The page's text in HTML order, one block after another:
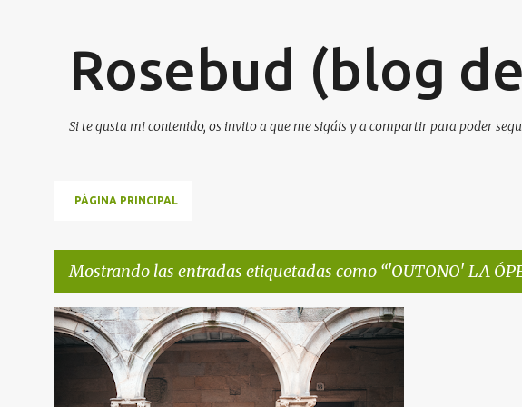
Rosebud (blog
Si te gusta mi contenido, os invito a que me sigáis y a compartir para poder
PÁGINA PRINCIPAL
Mostrando las entradas etiquetadas como 'OUTONO' LA
E
'OUTONO' LA ÓPERA PRIMA DE GISELLE LLANIO FINALIZA SU RODAJE EN SANTIAGO DE COMPOSTELA
NOTA DE PRENSA NOTICIAS DE CINE